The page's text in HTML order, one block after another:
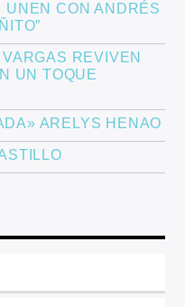
UNEN CON ANDRÉS
REVIVEN
UN TOQUE
ARELYS HENAO